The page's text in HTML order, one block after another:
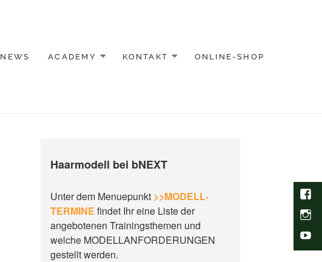
NEWS ACADEMY KONTAKT ONLINE-SHOP
Haarmodell bei bNEXT
Unter dem Menuepunkt >>MODELL-
TERMINE findet Ihr eine Liste der
angebotenen Trainingsthemen und
welche MODELLANFORDERUNGEN
gestellt werden.